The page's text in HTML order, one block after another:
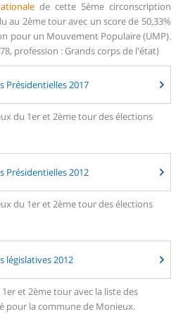
de cette 5ème circonscription
au 2ème tour avec un score de 50,33%
pour un Mouvement Populaire (UMP).
profession : Grands corps de l'état)
Présidentielles 2017
du 1er et 2ème tour des élections
Présidentielles 2012
du 1er et 2ème tour des élections
législatives 2012
et 2ème tour avec la liste des
pour la commune de Monieux.